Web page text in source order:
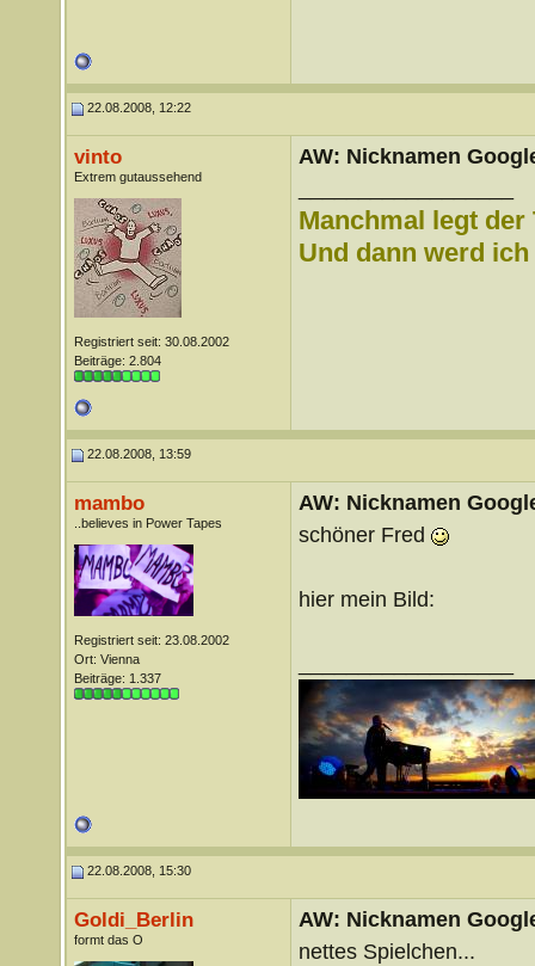
22.08.2008, 12:22
vinto
Extrem gutaussehend
Registriert seit: 30.08.2002
Beiträge: 2.804
AW: Nicknamen
Manchmal legt
Und dann werd
22.08.2008, 13:59
mambo
..believes in Power Tapes
Registriert seit: 23.08.2002
Ort: Vienna
Beiträge: 1.337
AW: Nicknamen
schöner Fred
hier mein Bild:
22.08.2008, 15:30
Goldi_Berlin
formt das O
AW: Nicknamen
nettes Spielchen...